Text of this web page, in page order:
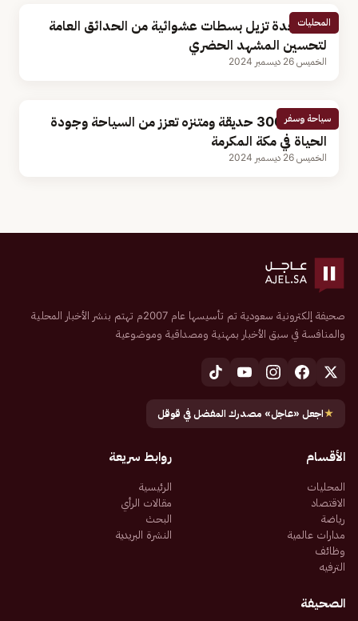
المحليات
أمانة جدة تزيل بسطات عشوائية من الحدائق العامة
لتحسين المشهد الحضري
الخميس 26 ديسمبر 2024
سياحة وسفر
أكثر من 300 حديقة ومتنزه تعزز من السياحة وجودة
الحياة في مكة المكرمة
الخميس 26 ديسمبر 2024
صحيفة إلكترونية سعودية تم تأسيسها عام 2007م تهتم بنشر الأخبار المحلية
والمنافسة في سبق الأخبار بمهنية ومصداقية وموضوعية
★اجعل «عاجل» مصدرك المفضل في قوقل
الأقسام
المحليات
الاقتصاد
رياضة
مدارات عالمية
وظائف
الترفيه
روابط سريعة
الرئيسية
مقالات الرأي
البحث
النشرة البريدية
الصحيفة